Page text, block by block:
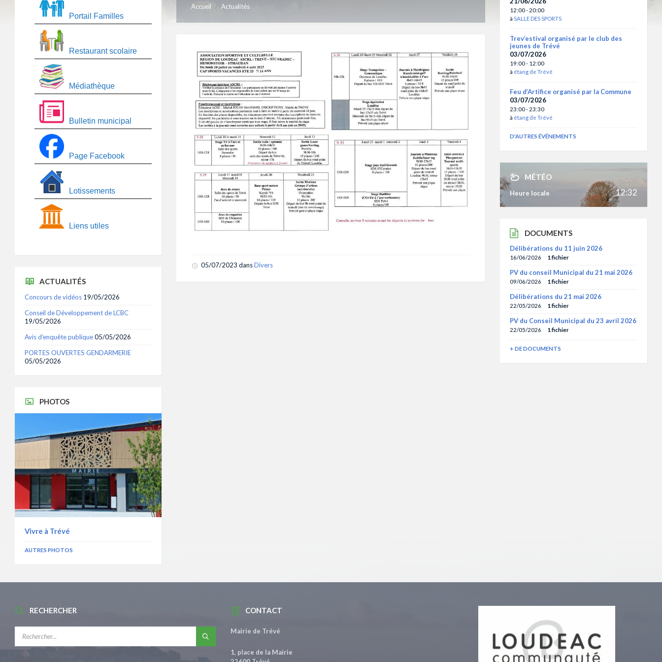
Accueil / Actualités
05/07/2023dansDivers
Portail Familles
Restaurant scolaire
Médiathèque
Bulletin municipal
Page Facebook
Lotissements
Liens utiles
ACTUALITÉS
Concours de vidéos 19/05/2026
Conseil de Développement de LCBC
19/05/2026
Avis d’enquête publique05/05/2026
PORTES OUVERTES GENDARMERIE
05/05/2026
PHOTOS
Vivre à Trévé
AUTRES PHOTOS
12:00 - 20:00
àSALLE DES SPORTS
Trev’estival organisé par le club des
jeunes de Trévé
03/07/2026
19:00 - 12:00
à étang de Trévé
Feu d’Artifice organisé par la Commune
03/07/2026
23:00 - 23:30
à étang de Trévé
D'AUTRES ÉVÉNEMENTS
MÉTÉO
Heure locale 12:32
DOCUMENTS
Délibérations du 11 juin 2026
16/06/2026 1 fichier
PV du conseil Municipal du 21 mai 2026
09/06/2026 1 fichier
Délibérations du 21 mai 2026
22/05/2026 1 fichier
PV du Conseil Municipal du 23 avril 2026
22/05/2026 1 fichier
+ DE DOCUMENTS
RECHERCHER CONTACT
Mairie de Trévé
1, place de la Mairie